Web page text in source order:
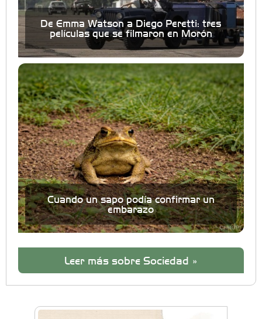
De Emma Watson a Diego Peretti: tres
películas que se filmaron en Morón
Cuando un sapo podía confirmar un
embarazo
Leer más sobre Sociedad »